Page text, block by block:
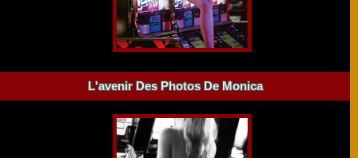
L'avenir Des Photos De Monica